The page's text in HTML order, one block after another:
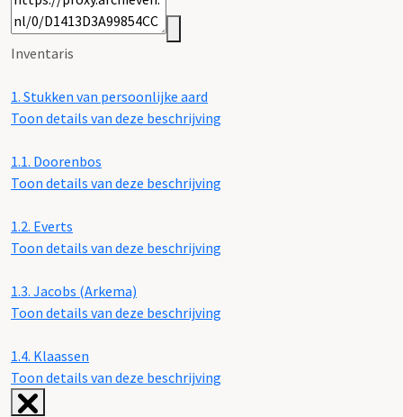
Inventaris
1. Stukken van persoonlijke aard
Toon details van deze beschrijving
1.1. Doorenbos
Toon details van deze beschrijving
1.2. Everts
Toon details van deze beschrijving
1.3. Jacobs (Arkema)
Toon details van deze beschrijving
1.4. Klaassen
Toon details van deze beschrijving